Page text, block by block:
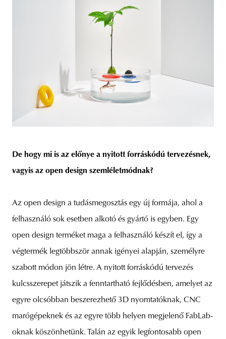
De hogy mi is az előnye a nyitott forráskódú tervezésnek,
vagyis az open design szemléletmódnak?
Az open design a tudásmegosztás egy új formája, ahol a
felhasználó sok esetben alkotó és gyártó is egyben. Egy
open design terméket maga a felhasználó készít el, így a
végtermék legtöbbször annak igényei alapján, személyre
szabott módon jön létre. A nyitott forráskódú tervezés
kulcsszerepet játszik a fenntartható fejlődésben, amelyet az
egyre olcsóbban beszerezhető 3D nyomtatóknak, CNC
marógépeknek és az egyre több helyen megjelenő FabLab-
oknak köszönhetünk. Talán az egyik legfontosabb open